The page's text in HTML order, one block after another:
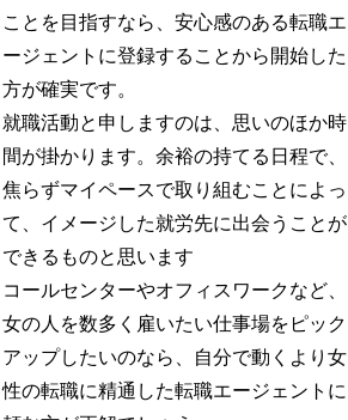
ことを目指すなら、安心感のある転職エ
ージェントに登録することから開始した
方が確実です。
就職活動と申しますのは、思いのほか時
間が掛かります。余裕の持てる日程で、
焦らずマイペースで取り組むことによっ
て、イメージした就労先に出会うことが
できるものと思います
コールセンターやオフィスワークなど、
女の人を数多く雇いたい仕事場をピック
アップしたいのなら、自分で動くより女
性の転職に精通した転職エージェントに